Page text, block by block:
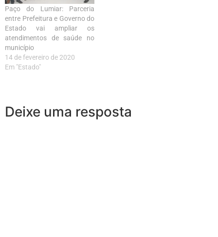
Paço do Lumiar: Parceria
entre Prefeitura e Governo do
Estado vai ampliar os
atendimentos de saúde no
município
14 de fevereiro de 2020
Em "Estado"
Deixe uma resposta